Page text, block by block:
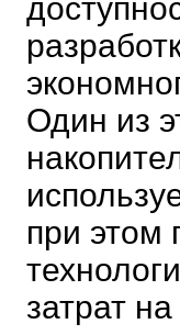
Один из
при этом
затрат